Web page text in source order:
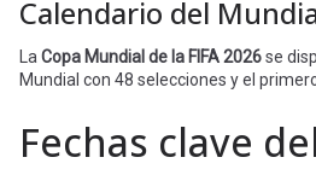
Calendario del
La Copa Mundial de la FIFA 2026se
Mundial con 48 selecciones y el
Fechas clave